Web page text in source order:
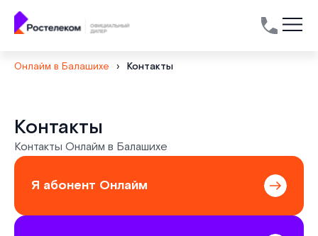
Онлайм в Балашихе › Контакты
Контакты
Контакты Онлайм в Балашихе
Я абонент Онлайм